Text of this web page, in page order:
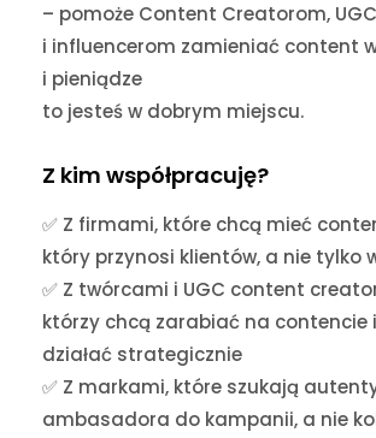
– pomoże Content Creatorom, UGC
i influencerom zamieniać content
i pieniądze
to jesteś w dobrym miejscu.
Z kim współpracuję?
✅ Z firmami, które chcą mieć
który przynosi klientów, a nie tylko
✅ Z twórcami i UGC content
którzy chcą zarabiać na contencie
działać strategicznie
✅ Z markami, które szukają
ambasadora do kampanii, a nie